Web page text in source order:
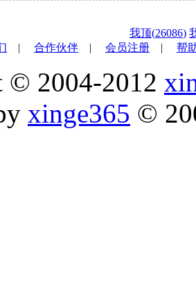
我顶(26086)
| 合作伙伴 | 会员注册 | 帮
© 2004-2012
xinge365 ©